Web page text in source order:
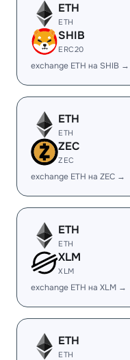
ETH
ETH
SHIB
ERC20
exchange ETH на SHIB →
ETH
ETH
ZEC
ZEC
exchange ETH на ZEC →
ETH
ETH
XLM
XLM
exchange ETH на XLM →
ETH
ETH